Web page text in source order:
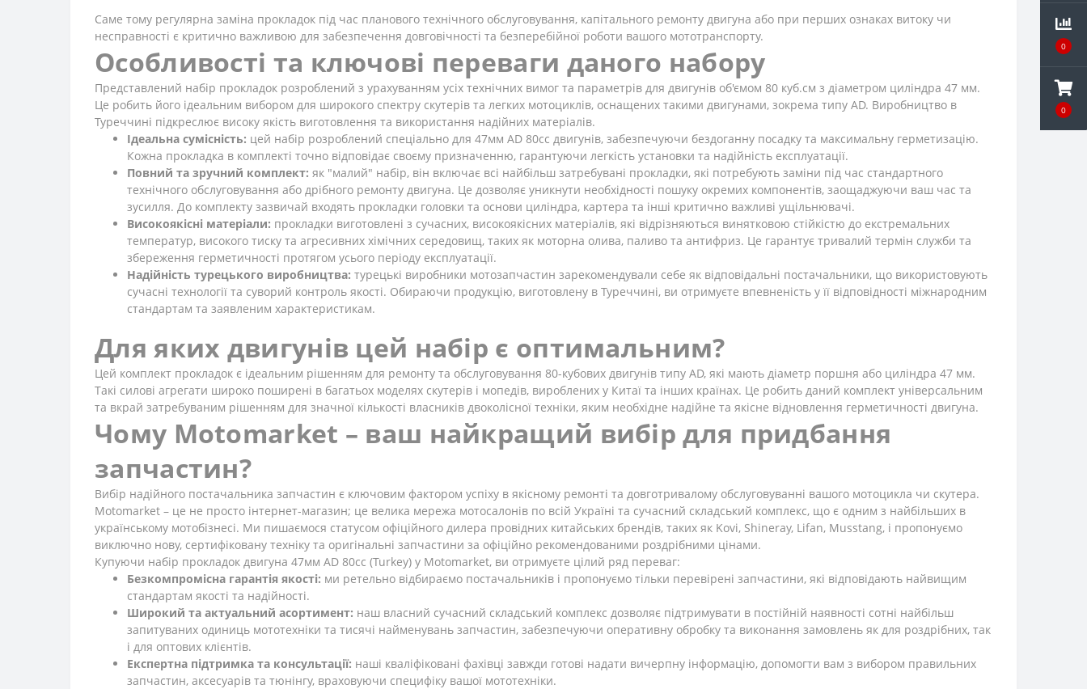
0
0
Саме тому регулярна заміна прокладок під час планового технічного обслуговування, капітального ремонту двигуна або при перших ознаках витоку чи
несправності є критично важливою для забезпечення довговічності та безперебійної роботи вашого мототранспорту.
Особливості та ключові переваги даного набору
Представлений набір прокладок розроблений з урахуванням усіх технічних вимог та параметрів для двигунів об'ємом 80 куб.см з діаметром циліндра 47 мм.
Це робить його ідеальним вибором для широкого спектру скутерів та легких мотоциклів, оснащених такими двигунами, зокрема типу AD. Виробництво в
Туреччині підкреслює високу якість виготовлення та використання надійних матеріалів.
Ідеальна сумісність: цей набір розроблений спеціально для 47мм AD 80сс двигунів, забезпечуючи бездоганну посадку та максимальну герметизацію.
Кожна прокладка в комплекті точно відповідає своєму призначенню, гарантуючи легкість установки та надійність експлуатації.
Повний та зручний комплект: як "малий" набір, він включає всі найбільш затребувані прокладки, які потребують заміни під час стандартного
технічного обслуговування або дрібного ремонту двигуна. Це дозволяє уникнути необхідності пошуку окремих компонентів, заощаджуючи ваш час та
зусилля. До комплекту зазвичай входять прокладки головки та основи циліндра, картера та інші критично важливі ущільнювачі.
Високоякісні матеріали: прокладки виготовлені з сучасних, високоякісних матеріалів, які відрізняються винятковою стійкістю до екстремальних
температур, високого тиску та агресивних хімічних середовищ, таких як моторна олива, паливо та антифриз. Це гарантує тривалий термін служби та
збереження герметичності протягом усього періоду експлуатації.
Надійність турецького виробництва: турецькі виробники мотозапчастин зарекомендували себе як відповідальні постачальники, що використовують
сучасні технології та суворий контроль якості. Обираючи продукцію, виготовлену в Туреччині, ви отримуєте впевненість у її відповідності міжнародним
стандартам та заявленим характеристикам.
Для яких двигунів цей набір є оптимальним?
Цей комплект прокладок є ідеальним рішенням для ремонту та обслуговування 80-кубових двигунів типу AD, які мають діаметр поршня або циліндра 47 мм.
Такі силові агрегати широко поширені в багатьох моделях скутерів і мопедів, вироблених у Китаї та інших країнах. Це робить даний комплект універсальним
та вкрай затребуваним рішенням для значної кількості власників двоколісної техніки, яким необхідне надійне та якісне відновлення герметичності двигуна.
Чому Motomarket – ваш найкращий вибір для придбання
запчастин?
Вибір надійного постачальника запчастин є ключовим фактором успіху в якісному ремонті та довготривалому обслуговуванні вашого мотоцикла чи скутера.
Motomarket – це не просто інтернет-магазин; це велика мережа мотосалонів по всій Україні та сучасний складський комплекс, що є одним з найбільших в
українському мотобізнесі. Ми пишаємося статусом офіційного дилера провідних китайських брендів, таких як Kovi, Shineray, Lifan, Musstang, і пропонуємо
виключно нову, сертифіковану техніку та оригінальні запчастини за офіційно рекомендованими роздрібними цінами.
Купуючи набір прокладок двигуна 47мм AD 80сс (Turkey) у Motomarket, ви отримуєте цілий ряд переваг:
Безкомпромісна гарантія якості: ми ретельно відбираємо постачальників і пропонуємо тільки перевірені запчастини, які відповідають найвищим
стандартам якості та надійності.
Широкий та актуальний асортимент: наш власний сучасний складський комплекс дозволяє підтримувати в постійній наявності сотні найбільш
запитуваних одиниць мототехніки та тисячі найменувань запчастин, забезпечуючи оперативну обробку та виконання замовлень як для роздрібних, так
і для оптових клієнтів.
Експертна підтримка та консультації: наші кваліфіковані фахівці завжди готові надати вичерпну інформацію, допомогти вам з вибором правильних
запчастин, аксесуарів та тюнінгу, враховуючи специфіку вашої мототехніки.